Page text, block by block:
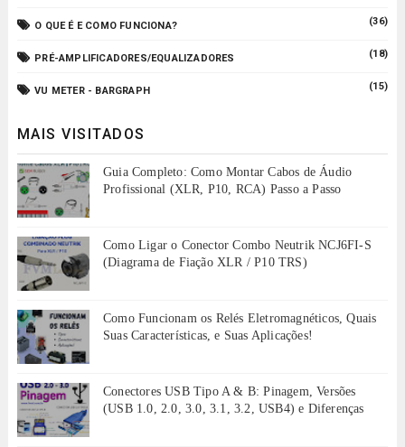
O QUE É E COMO FUNCIONA? (36)
PRÉ-AMPLIFICADORES/EQUALIZADORES (18)
VU METER - BARGRAPH (15)
MAIS VISITADOS
Guia Completo: Como Montar Cabos de Áudio
Profissional (XLR, P10, RCA) Passo a Passo
Como Ligar o Conector Combo Neutrik NCJ6FI-S
(Diagrama de Fiação XLR / P10 TRS)
Como Funcionam os Relés Eletromagnéticos, Quais
Suas Características, e Suas Aplicações!
Conectores USB Tipo A & B: Pinagem, Versões
(USB 1.0, 2.0, 3.0, 3.1, 3.2, USB4) e Diferenças